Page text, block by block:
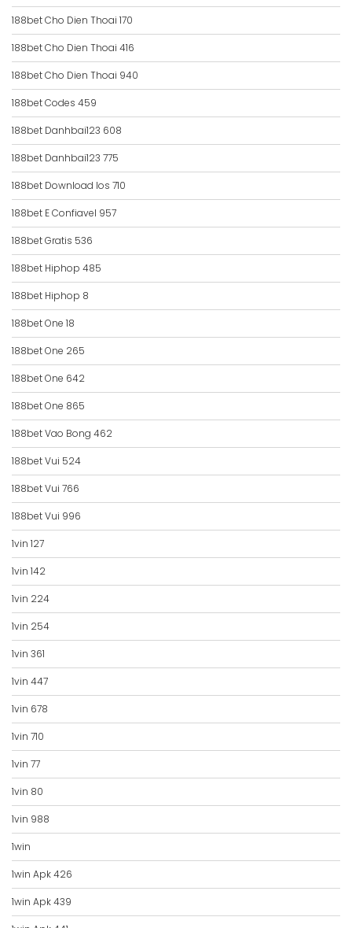
188bet Cho Dien Thoai 170
188bet Cho Dien Thoai 416
188bet Cho Dien Thoai 940
188bet Codes 459
188bet Danhbai123 608
188bet Danhbai123 775
188bet Download Ios 710
188bet E Confiavel 957
188bet Gratis 536
188bet Hiphop 485
188bet Hiphop 8
188bet One 18
188bet One 265
188bet One 642
188bet One 865
188bet Vao Bong 462
188bet Vui 524
188bet Vui 766
188bet Vui 996
1vin 127
1vin 142
1vin 224
1vin 254
1vin 361
1vin 447
1vin 678
1vin 710
1vin 77
1vin 80
1vin 988
1win
1win Apk 426
1win Apk 439